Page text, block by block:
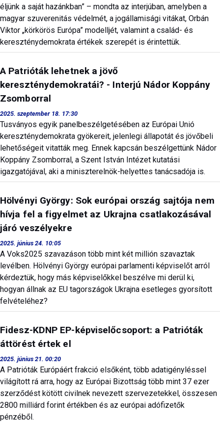
éljünk a saját hazánkban” – mondta az interjúban, amelyben a
magyar szuverenitás védelmét, a jogállamisági vitákat, Orbán
Viktor „körkörös Európa” modelljét, valamint a család- és
kereszténydemokrata értékek szerepét is érintettük.
A Patrióták lehetnek a jövő
kereszténydemokratái? - Interjú Nádor Koppány
Zsomborral
2025. szeptember 18. 17:30
Tusványos egyik panelbeszélgetésében az Európai Unió
kereszténydemokrata gyökereit, jelenlegi állapotát és jövőbeli
lehetőségeit vitatták meg. Ennek kapcsán beszélgettünk Nádor
Koppány Zsomborral, a Szent István Intézet kutatási
igazgatójával, aki a miniszterelnök-helyettes tanácsadója is.
Hölvényi György: Sok európai ország sajtója nem
hívja fel a figyelmet az Ukrajna csatlakozásával
járó veszélyekre
2025. június 24. 10:05
A Voks2025 szavazáson több mint két millión szavaztak
levélben. Hölvényi György európai parlamenti képviselőt arról
kérdeztük, hogy más képviselőkkel beszélve mi derül ki,
hogyan állnak az EU tagországok Ukrajna esetleges gyorsított
felvételéhez?
Fidesz-KDNP EP-képviselőcsoport: a Patrióták
áttörést értek el
2025. június 21. 00:20
A Patrióták Európáért frakció elsőként, több adatigényléssel
világított rá arra, hogy az Európai Bizottság több mint 37 ezer
szerződést kötött civilnek nevezett szervezetekkel, összesen
2800 milliárd forint értékben és az európai adófizetők
pénzéből.